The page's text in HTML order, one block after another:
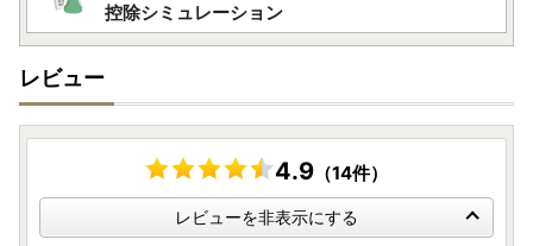
控除シミュレーション
レビュー
4.9 （14件）
レビューを非表示にする